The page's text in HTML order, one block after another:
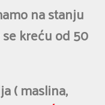
na stanju
kreću od 50
( maslina,